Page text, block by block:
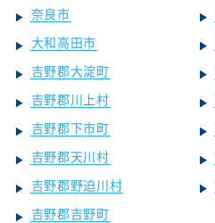
奈良市
大和高田市
吉野郡大淀町
吉野郡川上村
吉野郡下市町
吉野郡天川村
吉野郡野迫川村
吉野郡吉野町